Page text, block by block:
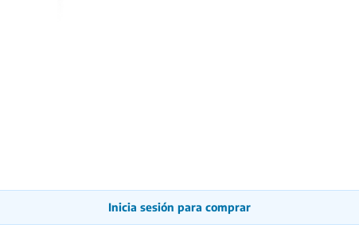
Inicia sesión para comprar